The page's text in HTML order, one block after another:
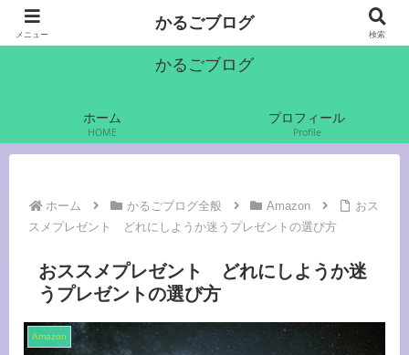
かるご（軽語）でいきます
かるごブログ
ホーム
HOME
プロフィール
Profile
ホーム かるごブログ全般 Amazon
おス
スメプレゼント どれにしようか迷うプレゼントの選び方
おススメプレゼント どれにしようか迷
うプレゼントの選び方
Amazon
メニュー
かるごブログ
検索